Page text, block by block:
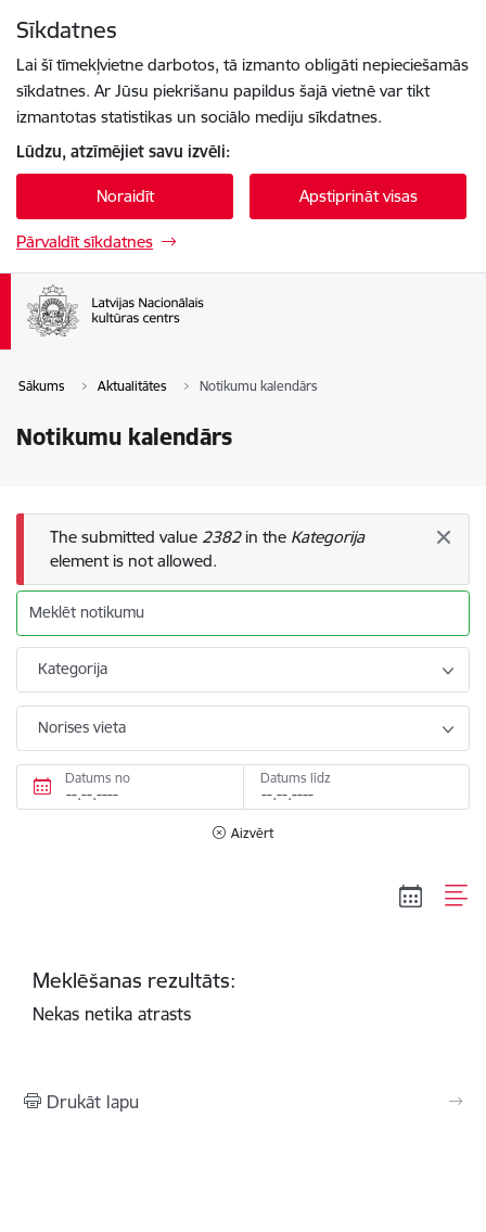
Sīkdatnes
Lai šī tīmekļvietne darbotos, tā izmanto obligāti nepieciešamās
sīkdatnes. Ar Jūsu piekrišanu papildus šajā vietnē var tikt
izmantotas statistikas un sociālo mediju sīkdatnes.
Lūdzu, atzīmējiet savu izvēli:
Noraidīt Apstiprināt visas
Pārvaldīt sīkdatnes
Sākums Aktualitātes Notikumu kalendārs
Notikumu kalendārs
Kļūdas ziņojums
The submitted value 2382in the Kategorija
element is not allowed.
Meklēt notikumu
Kategorija
Norises vieta
Datums no Datums līdz
Aizvērt
Meklēšanas rezultāts:
Nekas netika atrasts
Drukāt lapu